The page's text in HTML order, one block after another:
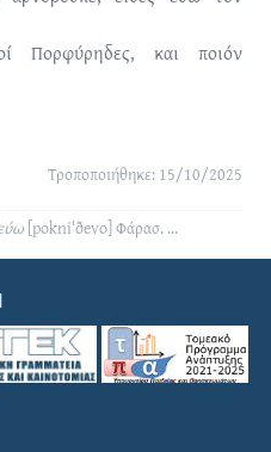
Πορφύρηδες, και ποιόν
Τροποποιήθηκε: 15/10/2025
[pokniˈðevo] Φάρασ. ...